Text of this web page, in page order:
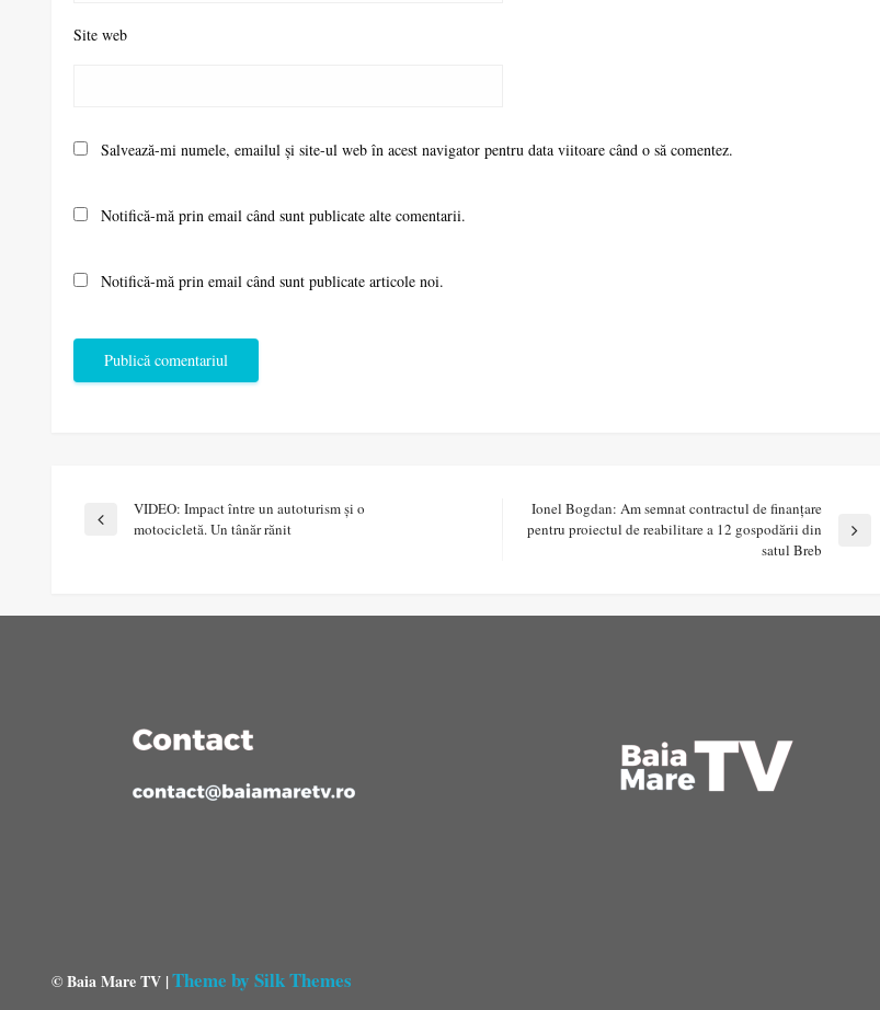
Site web
Salvează-mi numele, emailul și site-ul web în acest navigator pentru data viitoare când o să comentez.
Notifică-mă prin email când sunt publicate alte comentarii.
Notifică-mă prin email când sunt publicate articole noi.
Navigare
Previous
VIDEO: Impact între un autoturism şi o
motocicletă. Un tânăr rănit
Next
Ionel Bogdan: Am semnat contractul de finanțare
pentru proiectul de reabilitare a 12 gospodării din
satul Breb
© Baia Mare TV |Theme by Silk Themes